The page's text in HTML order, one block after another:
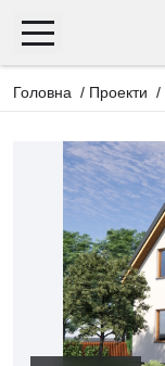
Головна / Проекти /